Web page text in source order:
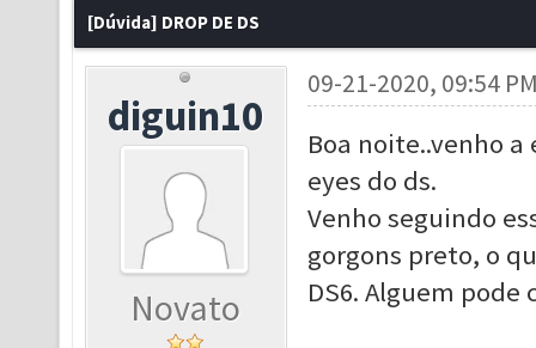
[Dúvida] DROP DE DS
diguin10
Novato
09-21-2020, 09:54
Boa noite..venho
eyes do ds.
Venho seguindo
gorgons preto, o
DS6. Alguem